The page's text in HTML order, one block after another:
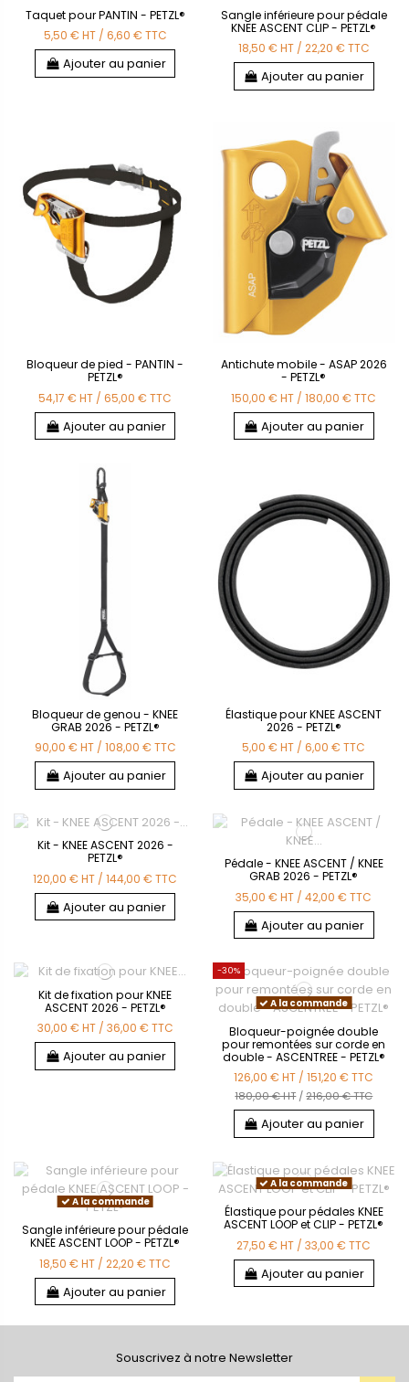
Taquet pour PANTIN - PETZL®
5,50 €HT / 6,60 €TTC
Ajouter au panier
Sangle inférieure pour pédale
KNEE ASCENT CLIP - PETZL®
18,50 €HT / 22,20 €TTC
Ajouter au panier
Bloqueur de pied - PANTIN -
PETZL®
54,17 €HT /65,00 €TTC
Ajouter au panier
Antichute mobile - ASAP 2026
- PETZL®
150,00 €HT /180,00 €TTC
Ajouter au panier
Bloqueur de genou - KNEE
GRAB 2026 - PETZL®
90,00 €HT / 108,00 €TTC
Ajouter au panier
Élastique pour KNEE ASCENT
2026 - PETZL®
5,00 €HT /6,00 €TTC
Ajouter au panier
Kit - KNEE ASCENT 2026 -
PETZL®
120,00 €HT /144,00 €TTC
Ajouter au panier
Pédale - KNEE ASCENT / KNEE
GRAB 2026 - PETZL®
35,00 €HT /42,00 €TTC
Ajouter au panier
Kit de fixation pour KNEE
ASCENT 2026 - PETZL®
30,00 €HT / 36,00 €TTC
Ajouter au panier
-30%
A la commande
Bloqueur-poignée double
pour remontées sur corde en
double - ASCENTREE - PETZL®
126,00 €HT /151,20 €TTC
180,00 € HT / 216,00 € TTC
Ajouter au panier
A la commande
Sangle inférieure pour pédale
KNEE ASCENT LOOP - PETZL®
18,50 €HT /22,20 €TTC
Ajouter au panier
A la commande
Élastique pour pédales KNEE
ASCENT LOOP et CLIP - PETZL®
27,50 €HT /33,00 €TTC
Ajouter au panier
Souscrivez à notre Newsletter